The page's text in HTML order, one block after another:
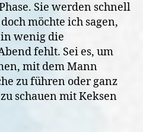
Sie werden schnell
möchte ich sagen,
wenig die
fehlt. Sei es, um
mit dem Mann
zu führen oder ganz
schauen mit Keksen